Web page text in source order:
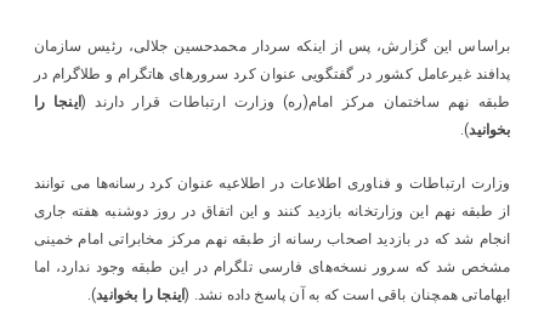
براساس این گزارش، پس از اینکه سردار محمدحسین جلالی، رئیس سازمان
پدافند غیرعامل کشور در گفتگویی عنوان کرد سرورهای هاتگرام و طلاگرام در
طبقه نهم ساختمان مرکز امام(ره) وزارت ارتباطات قرار دارند (اینجا را
بخوانید).
وزارت ارتباطات و فناوری اطلاعات در اطلاعیه عنوان کرد رسانه‌ها می توانند
از طبقه نهم این وزارتخانه بازدید کنند و این اتفاق در روز دوشنبه هفته جاری
انجام شد که در بازدید اصحاب رسانه‌ از طبقه نهم مرکز مخابراتی امام خمینی
مشخص شد که سرور نسخه‌های فارسی تلگرام در این طبقه وجود ندارد، اما
ابهاماتی همچنان باقی است که به آن پاسخ داده نشد. (اینجا را بخوانید).